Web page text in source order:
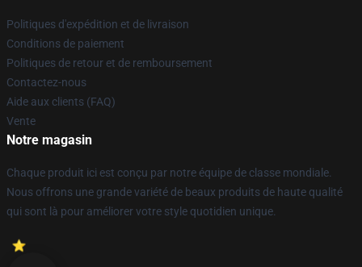
Politiques d'expédition et de livraison
Conditions de paiement
Politiques de retour et de remboursement
Contactez-nous
Aide aux clients (FAQ)
Vente
Notre magasin
Chaque produit ici est conçu par notre équipe de classe mondiale.
Nous offrons une grande variété de beaux produits de haute qualité
qui sont là pour améliorer votre style quotidien unique.